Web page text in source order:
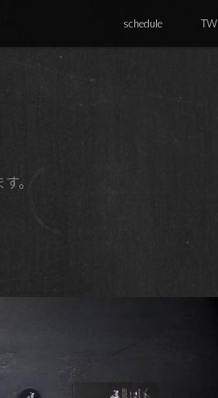
schedule TW
。